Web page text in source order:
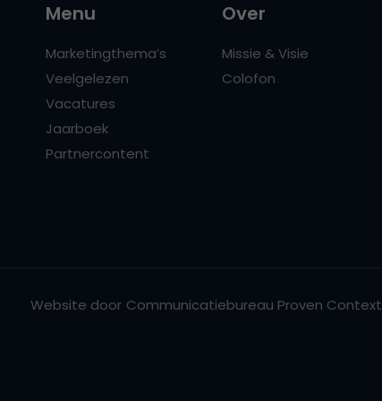
Menu
Marketingthema’s
Veelgelezen
Vacatures
Jaarboek
Partnercontent
Over
Missie & Visie
Colofon
Website door Communicatiebureau Proven Context